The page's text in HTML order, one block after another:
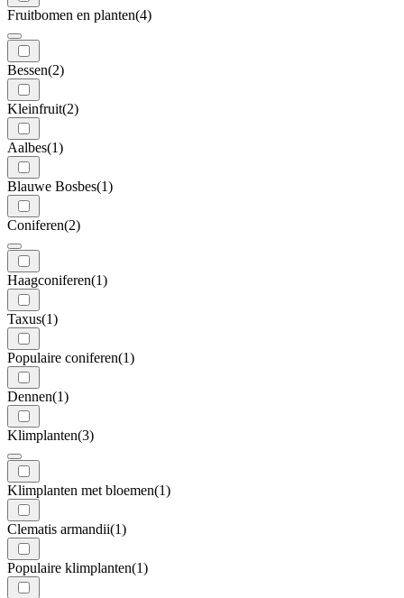
Fruitbomen en planten(4)
Bessen(2)
Kleinfruit(2)
Aalbes(1)
Blauwe Bosbes(1)
Coniferen(2)
Haagconiferen(1)
Taxus(1)
Populaire coniferen(1)
Dennen(1)
Klimplanten(3)
Klimplanten met bloemen(1)
Clematis armandii(1)
Populaire klimplanten(1)